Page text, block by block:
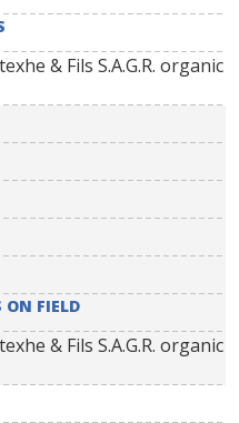
& Fils S.A.G.R. organic
ON FIELD
& Fils S.A.G.R. organic